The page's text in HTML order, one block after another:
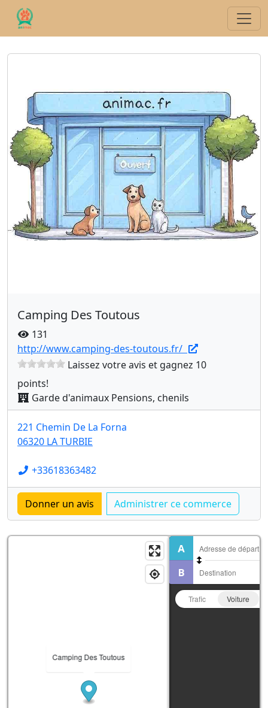
Camping Des Toutous
131
http://www.camping-des-toutous.fr/
Laissez votre avis et gagnez 10
points!
Garde d'animaux Pensions, chenils
221 Chemin De La Forna
06320 LA TURBIE
+33618363482
Camping Des Toutous
Trafic Voiture